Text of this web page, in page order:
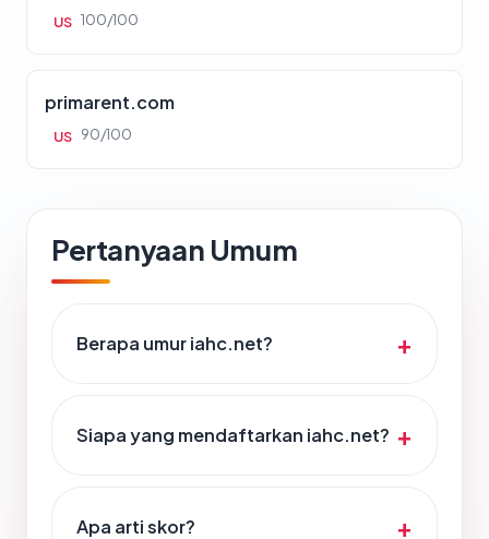
US 100/100
primarent.com
US 90/100
Pertanyaan Umum
Berapa umur iahc.net?
Siapa yang mendaftarkan iahc.net?
Apa arti skor?